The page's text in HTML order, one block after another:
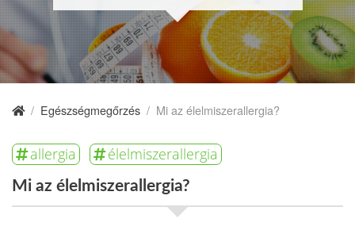
/ Egészségmegőrzés / Mi az élelmiszerallergia?
allergia élelmiszerallergia
Mi az élelmiszerallergia?